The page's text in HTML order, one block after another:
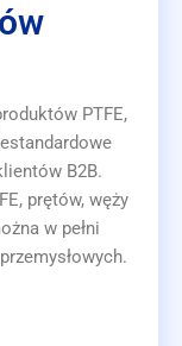
PTFE,
B2B.
prętów, węży
w pełni